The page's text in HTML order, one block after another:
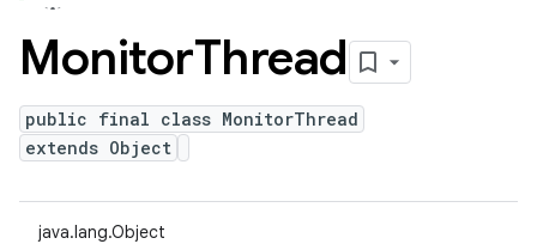
MonitorThread
public final class MonitorThread
extends Object
java.lang.Object